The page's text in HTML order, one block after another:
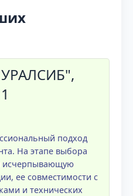
подход
На этапе выбора
исчерпывающую
ее совместимости с
и технических